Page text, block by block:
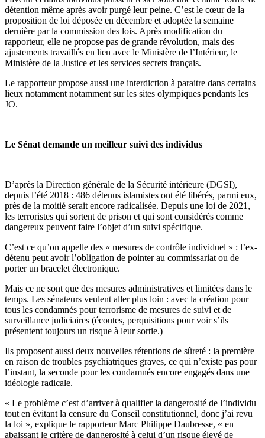
détention même après avoir purgé leur peine. C’est le cœur de la
proposition de loi déposée en décembre et adoptée la semaine
dernière par la commission des lois. Après modification du
rapporteur, elle ne propose pas de grande révolution, mais des
ajustements travaillés en lien avec le Ministère de l’Intérieur, le
Ministère de la Justice et les services secrets français.
Le rapporteur propose aussi une interdiction à paraitre dans certains
lieux notamment notamment sur les sites olympiques pendants les
JO.
Le Sénat demande un meilleur suivi des individus
D’après la Direction générale de la Sécurité intérieure (DGSI),
depuis l’été 2018 : 486 détenus islamistes ont été libérés, parmi eux,
près de la moitié serait encore radicalisée. Depuis une loi de 2021,
les terroristes qui sortent de prison et qui sont considérés comme
dangereux peuvent faire l’objet d’un suivi spécifique.
C’est ce qu’on appelle des « mesures de contrôle individuel » : l’ex-
détenu peut avoir l’obligation de pointer au commissariat ou de
porter un bracelet électronique.
Mais ce ne sont que des mesures administratives et limitées dans le
temps. Les sénateurs veulent aller plus loin : avec la création pour
tous les condamnés pour terrorisme de mesures de suivi et de
surveillance judiciaires (écoutes, perquisitions pour voir s’ils
présentent toujours un risque à leur sortie.)
Ils proposent aussi deux nouvelles rétentions de sûreté : la première
en raison de troubles psychiatriques graves, ce qui n’existe pas pour
l’instant, la seconde pour les condamnés encore engagés dans une
idéologie radicale.
« Le problème c’est d’arriver à qualifier la dangerosité de l’individu
tout en évitant la censure du Conseil constitutionnel, donc j’ai revu
la loi », explique le rapporteur Marc Philippe Daubresse, « en
abaissant le critère de dangerosité à celui d’un risque élevé de